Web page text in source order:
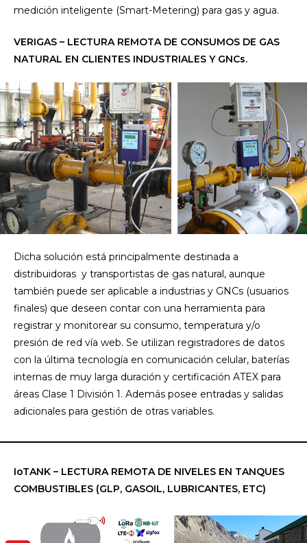
medición inteligente (Smart-Metering) para gas y agua.
VERIGAS – LECTURA REMOTA DE CONSUMOS DE GAS
NATURAL EN CLIENTES INDUSTRIALES Y GNCs.
Dicha solución está principalmente destinada a
distribuidoras y transportistas de gas natural, aunque
también puede ser aplicable a industrias y GNCs (usuarios
finales) que deseen contar con una herramienta para
registrar y monitorear su consumo, temperatura y/o
presión de red vía web. Se utilizan registradores de datos
con la última tecnología en comunicación celular, baterías
internas de muy larga duración y certificación ATEX para
áreas Clase 1 División 1. Además posee entradas y salidas
adicionales para gestión de otras variables.
IoTANK – LECTURA REMOTA DE NIVELES EN TANQUES
COMBUSTIBLES (GLP, GASOIL, LUBRICANTES, ETC)